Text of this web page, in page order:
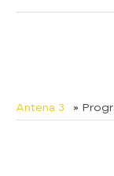
Antena 3 »